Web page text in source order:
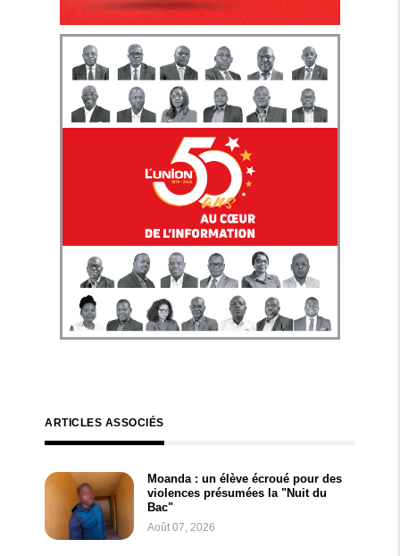
ARTICLES ASSOCIÉS
Moanda : un élève écroué pour des
violences présumées la "Nuit du
Bac"
Août 07, 2026